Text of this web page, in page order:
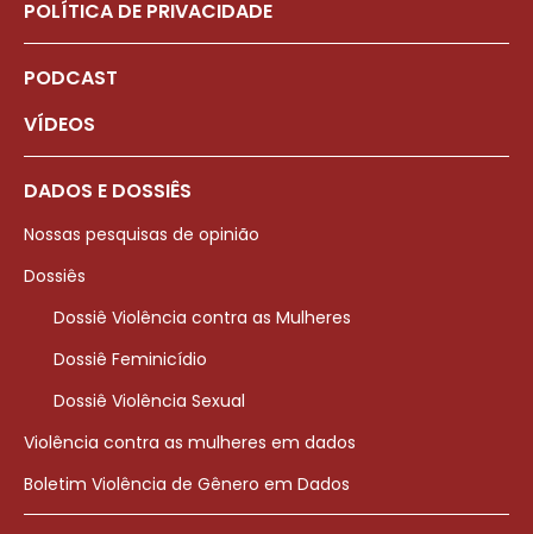
POLÍTICA DE PRIVACIDADE
PODCAST
VÍDEOS
DADOS E DOSSIÊS
Nossas pesquisas de opinião
Dossiês
Dossiê Violência contra as Mulheres
Dossiê Feminicídio
Dossiê Violência Sexual
Violência contra as mulheres em dados
Boletim Violência de Gênero em Dados